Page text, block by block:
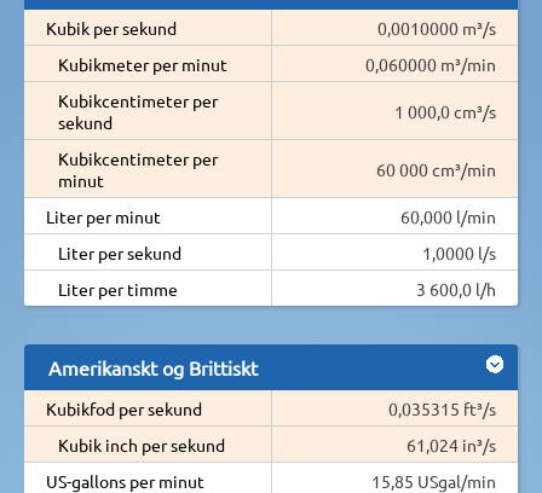
Kubik per sekund
0,0010000 m³/s
Kubikmeter per minut
0,060000 m³/min
Kubikcentimeter per
sekund
1 000,0 cm³/s
Kubikcentimeter per
minut
60 000 cm³/min
Liter per minut
60,000 l/min
Liter per sekund
1,0000 l/s
Liter per timme
3 600,0 l/h
Amerikanskt og Brittiskt
Kubikfod per sekund
0,035315 ft³/s
Kubik inch per sekund
61,024 in³/s
US-gallons per minut
15,85 USgal/min